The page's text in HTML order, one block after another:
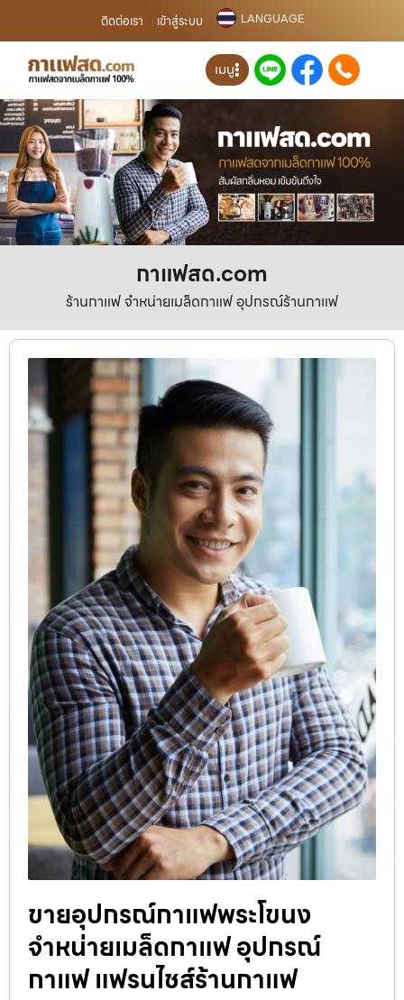
ติดต่อเรา เข้าสู่ระบบ LANGUAGE
เมนู
กาแฟสด.com
ร้านกาแฟ จำหน่ายเมล็ดกาแฟ อุปกรณ์ร้านกาแฟ
ขายอุปกรณ์กาแฟพระโขนง
จำหน่ายเมล็ดกาแฟ อุปกรณ์
กาแฟ แฟรนไชส์ร้านกาแฟ